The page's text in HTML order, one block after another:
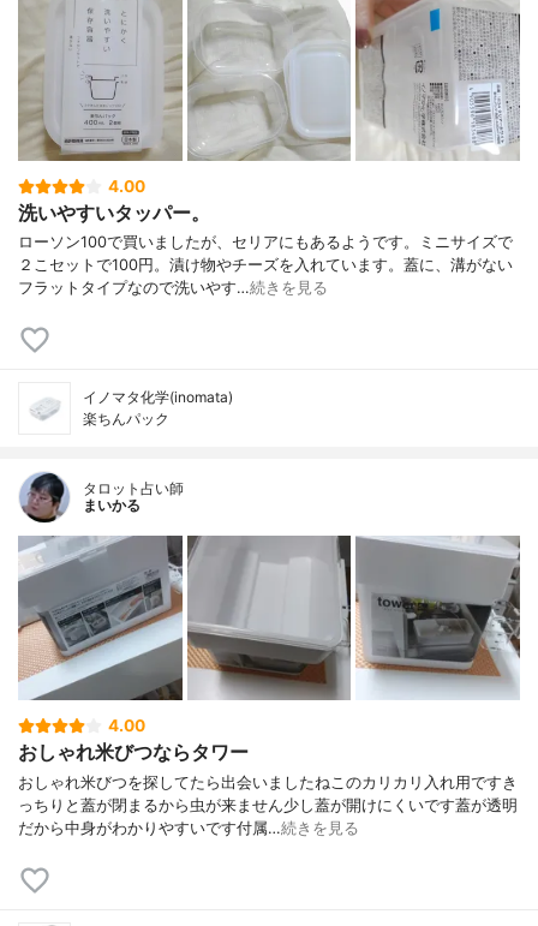
4.00
洗いやすいタッパー。
ローソン100で買いましたが、セリアにもあるようです。ミニサイズで
２こセットで100円。漬け物やチーズを入れています。蓋に、溝がない
フラットタイプなので洗いやす…続きを見る
イノマタ化学(inomata)
楽ちんパック
タロット占い師
まいかる
4.00
おしゃれ米びつならタワー
おしゃれ米びつを探してたら出会いましたねこのカリカリ入れ用ですき
っちりと蓋が閉まるから虫が来ません少し蓋が開けにくいです蓋が透明
だから中身がわかりやすいです付属…続きを見る